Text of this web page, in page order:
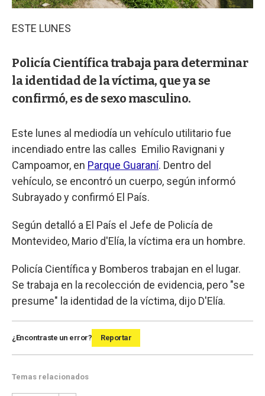
ESTE LUNES
Policía Científica trabaja para determinar
la identidad de la víctima, que ya se
confirmó, es de sexo masculino.
Este lunes al mediodía un vehículo utilitario fue
incendiado entre las calles Emilio Ravignani y
Campoamor, en Parque Guaraní. Dentro del
vehículo, se encontró un cuerpo, según informó
Subrayado y confirmó El País.
Según detalló a El País el Jefe de Policía de
Montevideo, Mario d'Elía, la víctima era un hombre.
Policía Científica y Bomberos trabajan en el lugar.
Se trabaja en la recolección de evidencia, pero "se
presume" la identidad de la víctima, dijo D'Elía.
¿Encontraste un error? Reportar
Temas relacionados